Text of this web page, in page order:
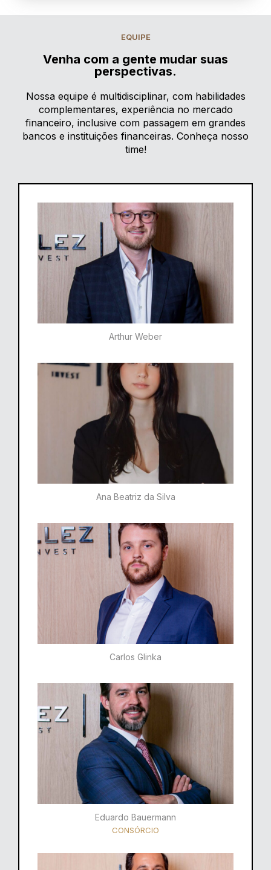
EQUIPE
Venha com a gente mudar suas
perspectivas.
Nossa equipe é multidisciplinar, com habilidades
complementares, experiência no mercado
financeiro, inclusive com passagem em grandes
bancos e instituições financeiras. Conheça nosso
time!
Arthur Weber
Ana Beatriz da Silva
Carlos Glinka
Eduardo Bauermann
CONSÓRCIO